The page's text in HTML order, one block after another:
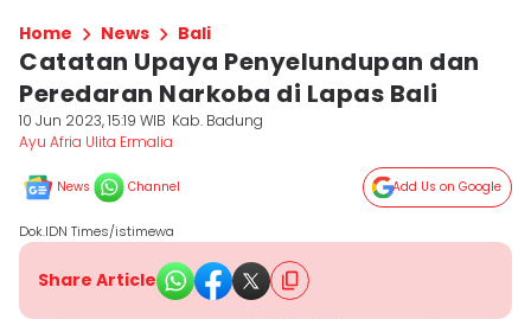
Home News Bali
Catatan Upaya Penyelundupan dan
Peredaran Narkoba di Lapas Bali
10 Jun 2023, 15:19 WIB Kab. Badung
Ayu Afria Ulita Ermalia
News Channel Add Us on Google
Dok.IDN Times/istimewa
Share Article